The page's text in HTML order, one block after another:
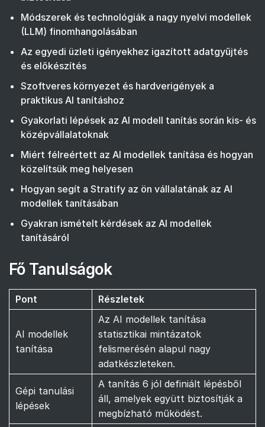
Módszerek és technológiák a nagy nyelvi modellek
(LLM) finomhangolásában
Az egyedi üzleti igényekhez igazított adatgyűjtés
és előkészítés
Szoftveres környezet és hardverigények a
praktikus AI tanításhoz
Gyakorlati lépések az AI modell tanítás során kis- és
középvállalatoknak
Miért félreértett az AI modellek tanítása és hogyan
közelítsük meg helyesen
Hogyan segít a Stratify az ön vállalatának az AI
modellek tanításában
Gyakran ismételt kérdések az AI modellek
tanításáról
Fő Tanulságok
Pont Részletek
AI modellek
tanítása
Az AI modellek tanítása
statisztikai mintázatok
felismerésén alapul nagy
adatkészleteken.
Gépi tanulási
lépések
A tanítás 6 jól definiált lépésből
áll, amelyek együtt biztosítják a
megbízható működést.